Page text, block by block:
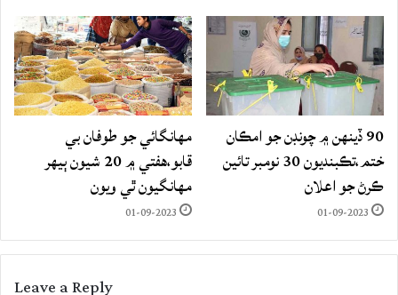
90 ڏينهن ۾ چونڊن جو امڪان
ختم،تڪبنديون 30 نومبر تائين
ڪرڻ جو اعلان
01-09-2023
مهانگائي جو طوفان بي
قابو،هفتي ۾ 20 شيون ٻيهر
مهانگيون ٿي ويون
01-09-2023
Leave a Reply